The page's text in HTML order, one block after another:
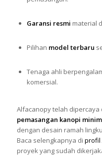
Garansi resmi material
Pilihan model terbaru
Tenaga ahli
komersial.
Alfacanopy telah
pemasangan kanopi
dengan desain ramah
Baca selengkapnya di profil
proyek yang sudah